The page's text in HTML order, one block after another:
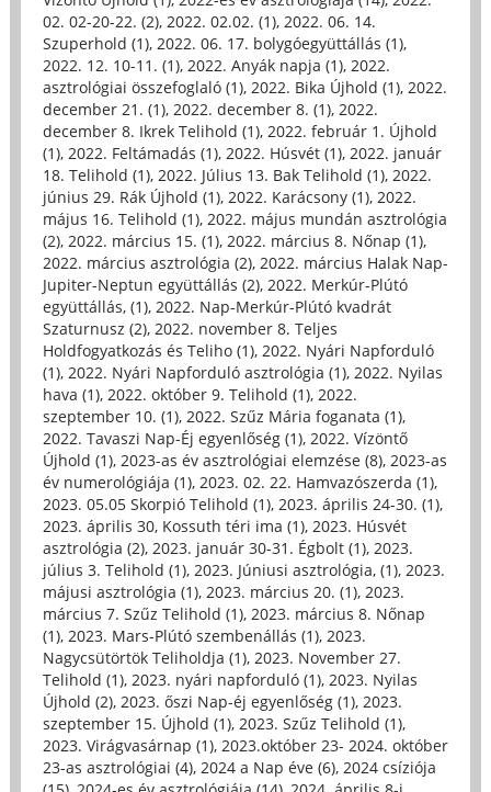
02. 02-20-22. (2), 2022. 02.02. (1), 2022. 06. 14.
Szuperhold (1), 2022. 06. 17. bolygóegyüttállás (1),
2022. 12. 10-11. (1), 2022. Anyák napja (1), 2022.
asztrológiai összefoglaló (1), 2022. Bika Újhold (1), 2022.
december 21. (1), 2022. december 8. (1), 2022.
december 8. Ikrek Telihold (1), 2022. február 1. Újhold
(1), 2022. Feltámadás (1), 2022. Húsvét (1), 2022. január
18. Telihold (1), 2022. Július 13. Bak Telihold (1), 2022.
június 29. Rák Újhold (1), 2022. Karácsony (1), 2022.
május 16. Telihold (1), 2022. május mundán asztrológia
(2), 2022. március 15. (1), 2022. március 8. Nőnap (1),
2022. március asztrológia (2), 2022. március Halak Nap-
Jupiter-Neptun együttállás (2), 2022. Merkúr-Plútó
együttállás, (1), 2022. Nap-Merkúr-Plútó kvadrát
Szaturnusz (2), 2022. november 8. Teljes
Holdfogyatkozás és Teliho (1), 2022. Nyári Napforduló
(1), 2022. Nyári Napforduló asztrológia (1), 2022. Nyilas
hava (1), 2022. október 9. Telihold (1), 2022.
szeptember 10. (1), 2022. Szűz Mária foganata (1),
2022. Tavaszi Nap-Éj egyenlőség (1), 2022. Vízöntő
Újhold (1), 2023-as év asztrológiai elemzése (8), 2023-as
év numerológiája (1), 2023. 02. 22. Hamvazószerda (1),
2023. 05.05 Skorpió Telihold (1), 2023. április 24-30. (1),
2023. április 30, Kossuth téri ima (1), 2023. Húsvét
asztrológia (2), 2023. január 30-31. Égbolt (1), 2023.
július 3. Telihold (1), 2023. Júniusi asztrológia, (1), 2023.
májusi asztrológia (1), 2023. március 20. (1), 2023.
március 7. Szűz Telihold (1), 2023. március 8. Nőnap
(1), 2023. Mars-Plútó szembenállás (1), 2023.
Nagycsütörtök Teliholdja (1), 2023. November 27.
Telihold (1), 2023. nyári napforduló (1), 2023. Nyilas
Újhold (2), 2023. őszi Nap-éj egyenlőség (1), 2023.
szeptember 15. Újhold (1), 2023. Szűz Telihold (1),
2023. Virágvasárnap (1), 2023.október 23- 2024. október
23-as asztrológiai (4), 2024 a Nap éve (6), 2024 csíziója